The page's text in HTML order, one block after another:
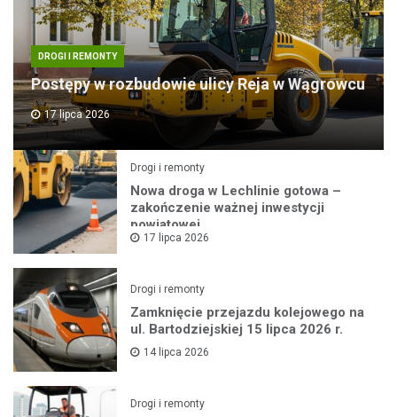
DROGI I REMONTY
Postępy w rozbudowie ulicy Reja w Wągrowcu
17 lipca 2026
Drogi i remonty
Nowa droga w Lechlinie gotowa –
zakończenie ważnej inwestycji
powiatowej
17 lipca 2026
Drogi i remonty
Zamknięcie przejazdu kolejowego na
ul. Bartodziejskiej 15 lipca 2026 r.
14 lipca 2026
Drogi i remonty